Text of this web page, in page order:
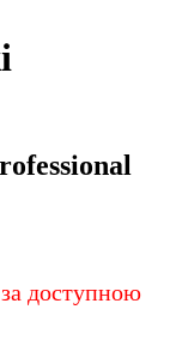
доступною